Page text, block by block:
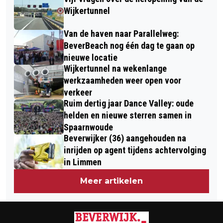
IJMOND NIEUWS
NATUURGEBIEDEN: MAXIMAAL 3
HONDEN, GEEN DRONES EN GEEN
ASVERSTROOIING
Wijkertunnel
Van de haven naar Parallelweg:
BeverBeach nog één dag te gaan op
nieuwe locatie
Wijkertunnel na wekenlange
werkzaamheden weer open voor
verkeer
Ruim dertig jaar Dance Valley: oude
helden en nieuwe sterren samen in
Spaarnwoude
Beverwijker (36) aangehouden na
inrijden op agent tijdens achtervolging
in Limmen
Meer artikelen